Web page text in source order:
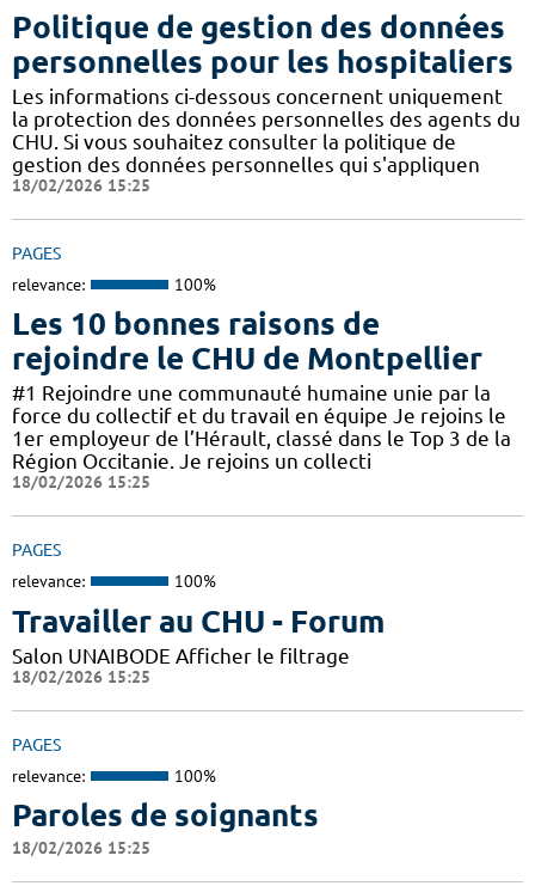
Politique de gestion des données
personnelles pour les hospitaliers
Les informations ci-dessous concernent uniquement
la protection des données personnelles des agents du
CHU. Si vous souhaitez consulter la politique de
gestion des données personnelles qui s'appliquen
18/02/2026 15:25
PAGES
relevance: 100%
Les 10 bonnes raisons de
rejoindre le CHU de Montpellier
#1 Rejoindre une communauté humaine unie par la
force du collectif et du travail en équipe Je rejoins le
1er employeur de l’Hérault, classé dans le Top 3 de la
Région Occitanie. Je rejoins un collecti
18/02/2026 15:25
PAGES
relevance: 100%
Travailler au CHU - Forum
Salon UNAIBODE Afficher le filtrage
18/02/2026 15:25
PAGES
relevance: 100%
Paroles de soignants
18/02/2026 15:25